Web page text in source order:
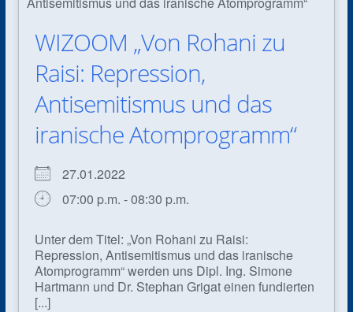
WIZOOM „Von Rohani zu
Raisi: Repression,
Antisemitismus und das
iranische Atomprogramm“
27.01.2022
07:00 p.m. - 08:30 p.m.
Unter dem Titel: „Von Rohani zu Raisi:
Repression, Antisemitismus und das iranische
Atomprogramm“ werden uns Dipl. Ing. Simone
Hartmann und Dr. Stephan Grigat einen fundierten
[...]